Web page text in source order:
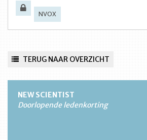
NVOX
TERUG NAAR OVERZICHT
NEW SCIENTIST
Doorlopende ledenkorting